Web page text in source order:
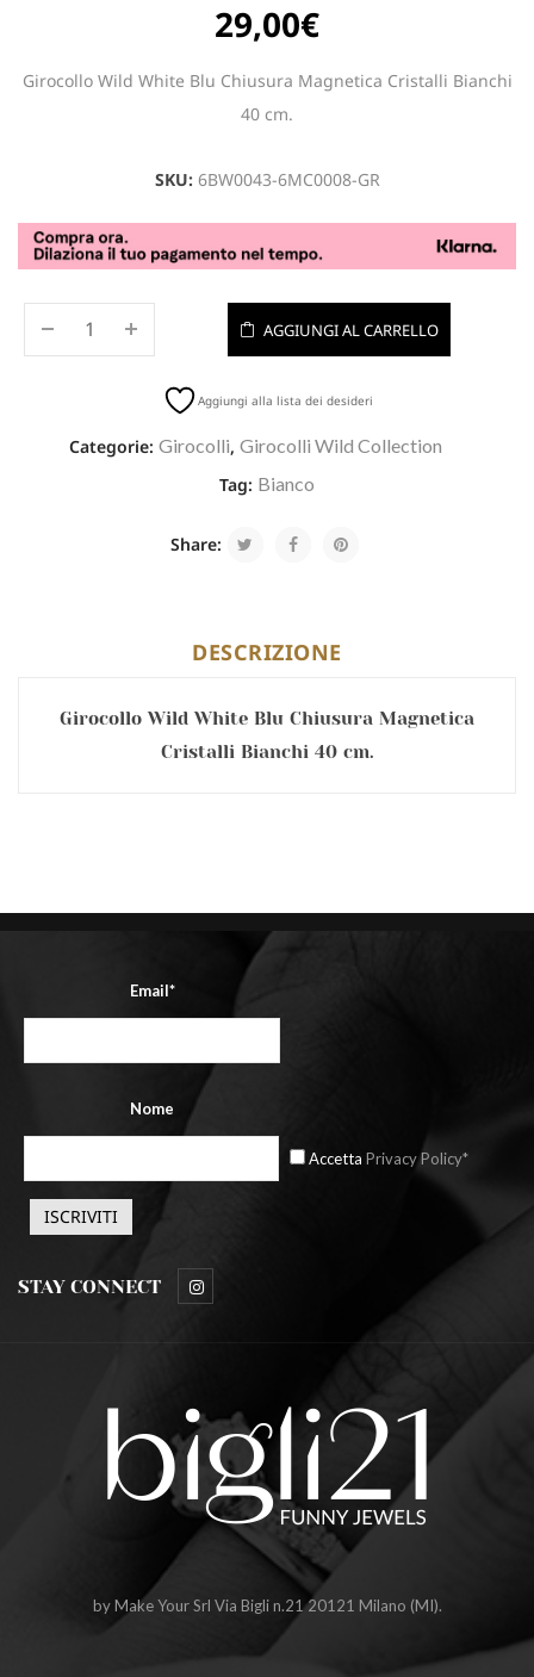
29,00€
Girocollo Wild White Blu Chiusura Magnetica Cristalli Bianchi
40 cm.
SKU: 6BW0043-6MC0008-GR
AGGIUNGI AL CARRELLO
Aggiungi alla lista dei desideri
Categorie: Girocolli, Girocolli Wild Collection
Tag: Bianco
Share:
DESCRIZIONE
Girocollo Wild White Blu Chiusura Magnetica
Cristalli Bianchi 40 cm.
Email*
Nome
Accetta Privacy Policy*
STAY CONNECT
by Make Your Srl Via Bigli n.21 20121 Milano (MI).